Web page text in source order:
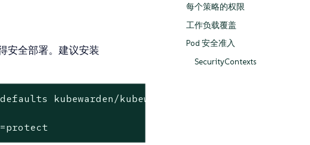
每个策略的权限
工作负载覆盖
Pod 安全准入
SecurityContexts
安全部署。建议安装
kubewarden/kubewarden-defaults \